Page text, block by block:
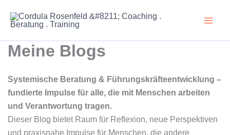
Inhalt
Meine Blogs
Systemische Beratung & Führungskräfteentwicklung –
fundierte Impulse für alle, die mit Menschen arbeiten
und Verantwortung tragen.
Dieser Blog bietet Raum für Reflexion, neue Perspektiven
und praxisnahe Impulse für Menschen, die andere